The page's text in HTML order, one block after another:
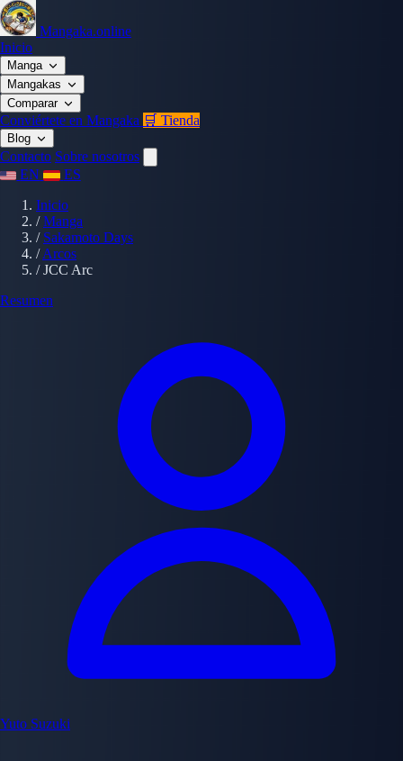
Mangaka.online
Inicio
Manga
Mangakas
Comparar
Conviértete en Mangaka 🛒 Tienda
Blog
Contacto Sobre nosotros
EN
ES
Inicio
/ Manga
/ Sakamoto Days
/ Arcos
/ JCC Arc
Resumen
Yuto Suzuki